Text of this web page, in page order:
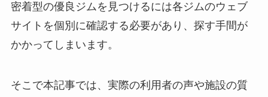
密着型の優良ジムを見つけるには各ジムのウェブ
サイトを個別に確認する必要があり、探す手間が
かかってしまいます。
そこで本記事では、実際の利用者の声や施設の質